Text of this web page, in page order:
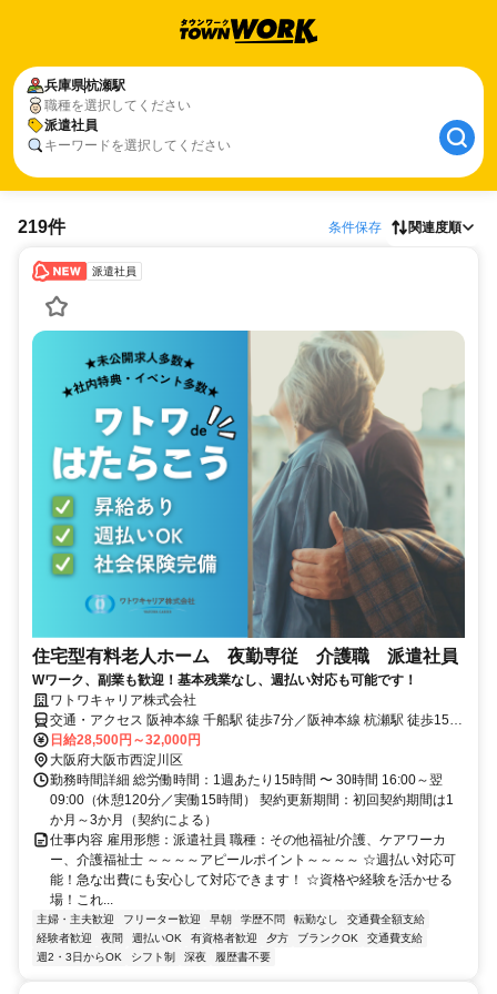
兵庫県杭瀬駅
職種を選択してください
派遣社員
キーワードを選択してください
219件 条件保存 関連度順
派遣社員
住宅型有料老人ホーム 夜勤専従 介護職 派遣社員
Wワーク、副業も歓迎！基本残業なし、週払い対応も可能です！
ワトワキャリア株式会社
交通・アクセス 阪神本線 千船駅 徒歩7分／阪神本線 杭瀬駅 徒歩15分
／JR東西線 御幣島駅 徒歩16分
日給28,500円～32,000円
大阪府大阪市西淀川区
勤務時間詳細 総労働時間：1週あたり15時間 〜 30時間 16:00～翌
09:00（休憩120分／実働15時間） 契約更新期間：初回契約期間は1
か月～3か月（契約による）
仕事内容 雇用形態：派遣社員 職種：その他福祉/介護、ケアワーカ
ー、介護福祉士 ～～～～アピールポイント～～～～ ☆週払い対応可
能！急な出費にも安心して対応できます！ ☆資格や経験を活かせる
場！これ...
主婦・主夫歓迎 フリーター歓迎 早朝 学歴不問 転勤なし
交通費全額支給
経験者歓迎
夜間 週払いOK 有資格者歓迎 夕方 ブランクOK
交通費支給
週2・3日からOK
シフト制 深夜 履歴書不要